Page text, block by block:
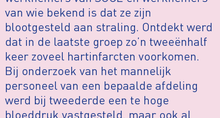
van wie bekend is dat ze zijn
blootgesteld aan straling. Ontdekt werd
dat in de laatste groep zo’n tweeënhalf
keer zoveel hartinfarcten voorkomen.
Bij onderzoek van het mannelijk
personeel van een bepaalde afdeling
werd bij tweederde een te hoge
bloeddruk vastgesteld, maar ook al